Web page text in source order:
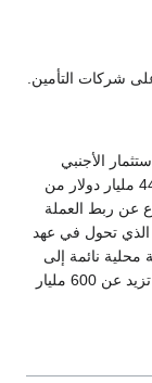
شركات التأمين.
الأجنبي
الرئيسية في المملكة، حيث تسيطر على حوالي 440 مليار دولار من
عن ربط العملة
الذي تحول في عهد
نائمة إلى
أحد أكبر صناديق الثروة السيادية في العالم بأصول تزيد عن 600 مليار